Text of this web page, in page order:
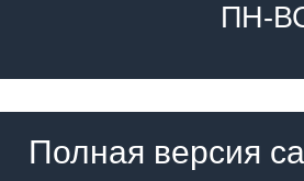
ПН-
Полная версия